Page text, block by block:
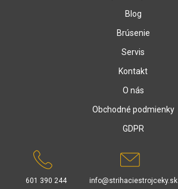
Blog
Brúsenie
Servis
Kontakt
O nás
Obchodné podmienky
GDPR
601 390 244 info@strihaciestrojceky.sk